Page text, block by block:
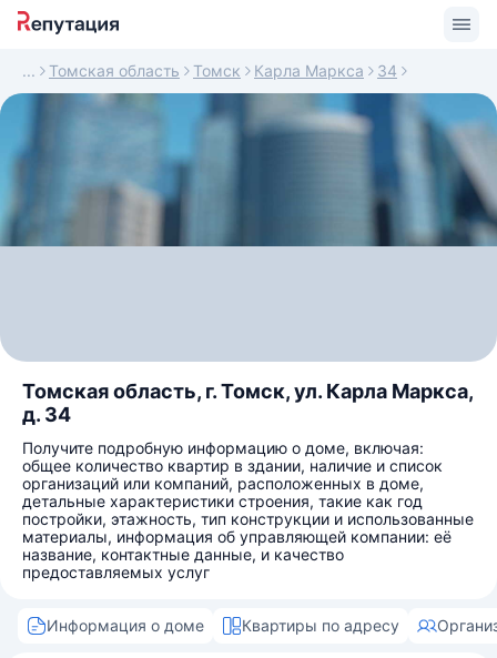
Томская область Томск Карла Маркса 34
Томская область, г. Томск, ул. Карла Маркса,
д. 34
Получите подробную информацию о доме, включая:
общее количество квартир в здании, наличие и список
организаций или компаний, расположенных в доме,
детальные характеристики строения, такие как год
постройки, этажность, тип конструкции и использованные
материалы, информация об управляющей компании: её
название, контактные данные, и качество
предоставляемых услуг
Информация о доме Квартиры по адресу